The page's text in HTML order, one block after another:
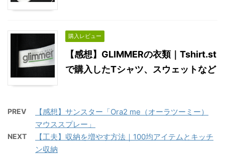
購入レビュー
【感想】GLIMMERの衣類｜Tshirt.st
で購入したTシャツ、スウェットなど
PREV
【感想】サンスター「Ora2 me（オーラツーミー）
マウススプレー」
NEXT
【工夫】収納を増やす方法｜100均アイテムとキッチ
ン収納